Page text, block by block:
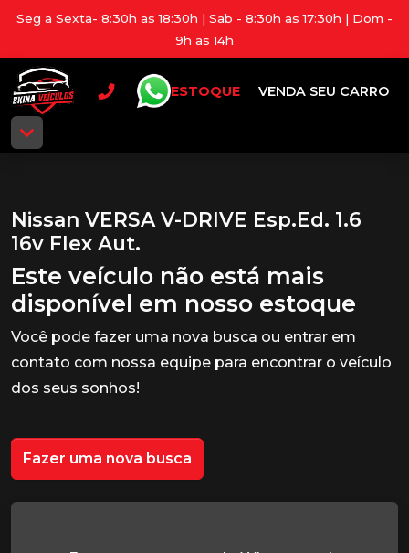
Seg a Sexta- 8:30h as 18:30h | Sab - 8:30h as 17:30h | Dom -
9h as 14h
ESTOQUE VENDA SEU CARRO
Nissan VERSA V-DRIVE Esp.Ed. 1.6
16v Flex Aut.
Este veículo não está mais
disponível em nosso estoque
Você pode fazer uma nova busca ou entrar em
contato com nossa equipe para encontrar o veículo
dos seus sonhos!
Fazer uma nova busca